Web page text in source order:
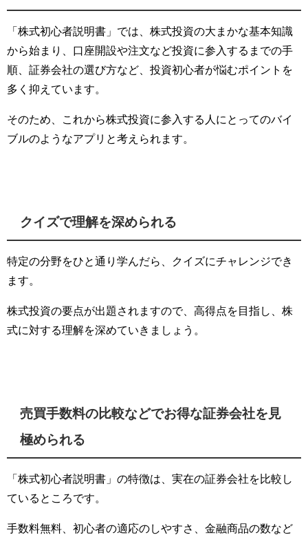
「株式初心者説明書」では、株式投資の大まかな基本知識
から始まり、口座開設や注文など投資に参入するまでの手
順、証券会社の選び方など、投資初心者が悩むポイントを
多く抑えています。
そのため、これから株式投資に参入する人にとってのバイ
ブルのようなアプリと考えられます。
クイズで理解を深められる
特定の分野をひと通り学んだら、クイズにチャレンジでき
ます。
株式投資の要点が出題されますので、高得点を目指し、株
式に対する理解を深めていきましょう。
売買手数料の比較などでお得な証券会社を見
極められる
「株式初心者説明書」の特徴は、実在の証券会社を比較し
ているところです。
手数料無料、初心者の適応のしやすさ、金融商品の数など